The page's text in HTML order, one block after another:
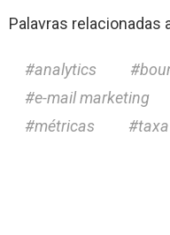
Palavras relacionadas
analytics
e-mail marketing
métricas